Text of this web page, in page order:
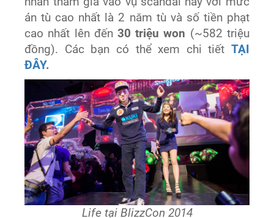
án tù cao nhất là 2 năm tù và số tiền phạt
cao nhất lên đến 30 triệu won (~582 triệu
đồng). Các bạn có thể xem chi tiết TẠI
ĐÂY.
Life tại BlizzCon 2014